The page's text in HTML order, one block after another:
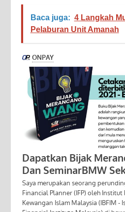
Baca juga: 4 Langkah
Pelaburan Unit Amanah